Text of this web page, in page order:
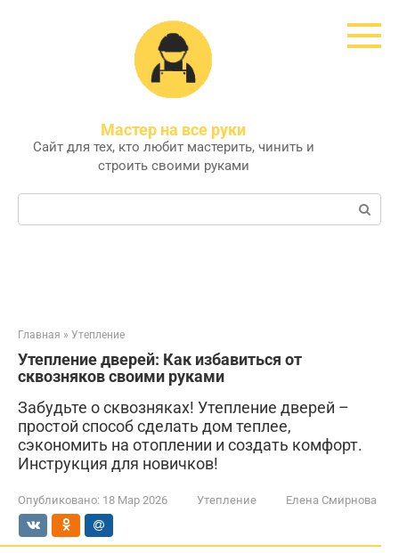
Мастер на все руки
Сайт для тех, кто любит мастерить, чинить и
строить своими руками
Поиск:
Главная » Утепление
Утепление дверей: Как избавиться от
сквозняков своими руками
Забудьте о сквозняках! Утепление дверей –
простой способ сделать дом теплее,
сэкономить на отоплении и создать комфорт.
Инструкция для новичков!
Опубликовано: 18 Мар 2026 Утепление Елена Смирнова